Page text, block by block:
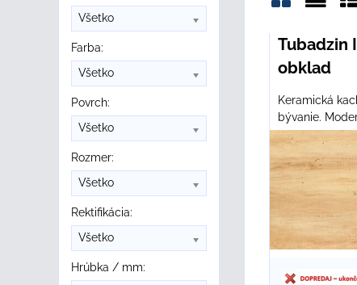
Mriežka
Tubadzin
obklad
Keramická
bývanie.
Všetko
Farba:
Všetko
Povrch:
Všetko
Rozmer:
Všetko
Rektifikácia:
Všetko
Hrúbka / mm: